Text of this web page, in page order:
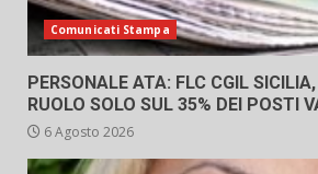
Comunicati Stampa
PERSONALE ATA: FLC CGIL
RUOLO SOLO SUL 35% DEI POSTI
6 Agosto 2026